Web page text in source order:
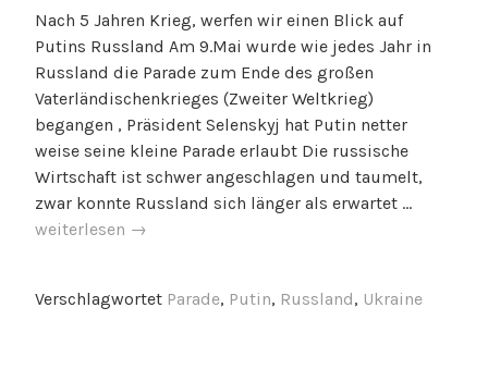
Nach 5 Jahren Krieg, werfen wir einen Blick auf
Putins Russland Am 9.Mai wurde wie jedes Jahr in
Russland die Parade zum Ende des großen
Vaterländischenkrieges (Zweiter Weltkrieg)
begangen , Präsident Selenskyj hat Putin netter
weise seine kleine Parade erlaubt Die russische
Wirtschaft ist schwer angeschlagen und taumelt,
zwar konnte Russland sich länger als erwartet …
weiterlesen →
Verschlagwortet Parade, Putin, Russland, Ukraine